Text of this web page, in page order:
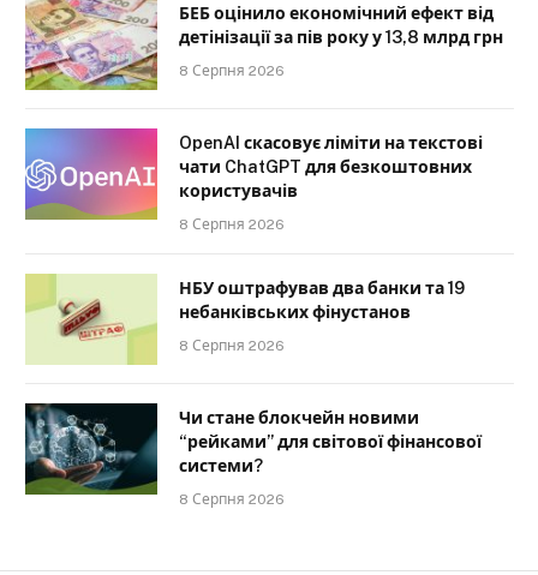
БЕБ оцінило економічний ефект від
детінізації за пів року у 13,8 млрд грн
8 Серпня 2026
OpenAI скасовує ліміти на текстові
чати ChatGPT для безкоштовних
користувачів
8 Серпня 2026
НБУ оштрафував два банки та 19
небанківських фінустанов
8 Серпня 2026
Чи стане блокчейн новими
“рейками” для світової фінансової
системи?
8 Серпня 2026